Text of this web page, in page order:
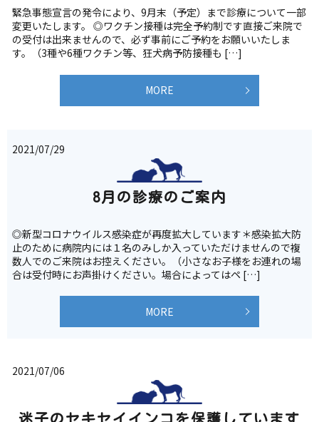
緊急事態宣言の発令により、9月末（予定）まで診療について一部
変更いたします。 ◎ワクチン接種は完全予約制です直接ご来院で
の受付は出来ませんので、必ず事前にご予約をお願いいたしま
す。（3種や6種ワクチン等、狂犬病予防接種も […]
MORE
2021/07/29
8月の診療のご案内
◎新型コロナウイルス感染症が再度拡大しています＊感染拡大防
止のために病院内には１名のみしか入っていただけませんので複
数人でのご来院はお控えください。（小さなお子様をお連れの場
合は受付時にお声掛けください。場合によってはペ […]
MORE
2021/07/06
迷子のセキセイインコを保護しています